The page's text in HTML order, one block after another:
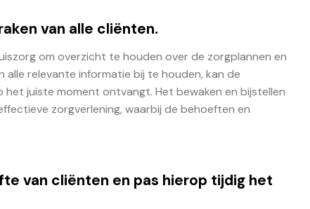
van alle cliënten.
om overzicht te houden over de zorgplannen en
relevante informatie bij te houden, kan de
juiste moment ontvangt. Het bewaken en bijstellen
zorgverlening, waarbij de behoeften en
van cliënten en pas hierop tijdig het